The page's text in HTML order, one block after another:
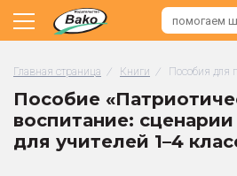
Главная страница / Книги / Пособия для
Пособие
воспитание:
для учителей 1–4